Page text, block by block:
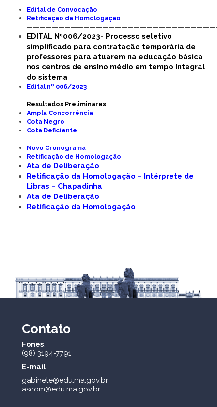
Edital de Convocação
Retificação da Homologação
EDITAL Nº006/2023- Processo seletivo
simplificado para contratação temporária de
professores para atuarem na educação básica
nos centros de ensino médio em tempo integral
do sistema
Edital nº 006/2023
Resultados Preliminares
Ampla Concorrência
Cota Negro
Cota Deficiente
Novo Cronograma
Retificação de Homologação
Ata de Deliberação
Retificação da Homologação – Intérprete de
Libras – Chapadinha
Ata de Deliberação
Retificação da Homologação
Contato
Fones:
(98) 3194-7791
E-mail:
gabinete@edu.ma.gov.br
ascom@edu.ma.gov.br